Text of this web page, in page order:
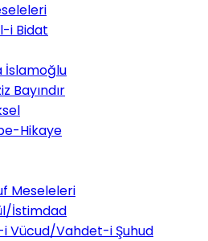
i Bidat
İslamoğlu
Bayındır
Hikaye
Meseleleri
İstimdad
Vücud/Vahdet-i Şuhud